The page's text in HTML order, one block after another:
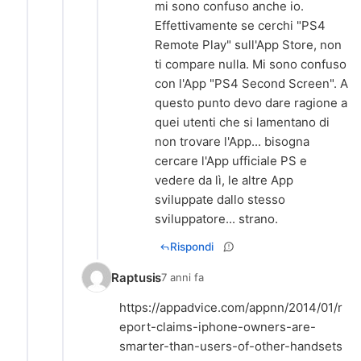
mi sono confuso anche io.
Effettivamente se cerchi "PS4
Remote Play" sull'App Store, non
ti compare nulla. Mi sono confuso
con l'App "PS4 Second Screen". A
questo punto devo dare ragione a
quei utenti che si lamentano di
non trovare l'App... bisogna
cercare l'App ufficiale PS e
vedere da lì, le altre App
sviluppate dallo stesso
sviluppatore... strano.
Rispondi
Raptusis7 anni fa
https://appadvice.com/appnn/2014/01/r
eport-claims-iphone-owners-are-
smarter-than-users-of-other-handsets